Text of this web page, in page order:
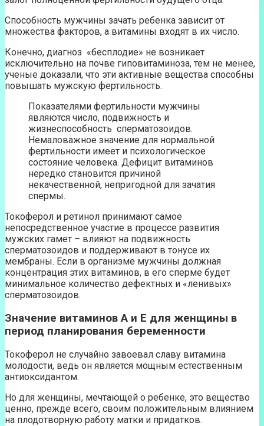
Способность мужчины зачать ребенка зависит от
множества факторов, а витамины входят в их число.
Конечно, диагноз «бесплодие» не возникает
исключительно на почве гиповитаминоза, тем не менее,
ученые доказали, что эти активные вещества способны
повышать мужскую фертильность.
Показателями фертильности мужчины
являются число, подвижность и
жизнеспособность сперматозоидов.
Немаловажное значение для нормальной
фертильности имеет и психологическое
состояние человека. Дефицит витаминов
нередко становится причиной
некачественной, непригодной для зачатия
спермы.
Токоферол и ретинол принимают самое
непосредственное участие в процессе развития
мужских гамет – влияют на подвижность
сперматозоидов и поддерживают в тонусе их
мембраны. Если в организме мужчины должная
концентрация этих витаминов, в его сперме будет
минимальное количество дефектных и «ленивых»
сперматозоидов.
Значение витаминов А и Е для женщины в
период планирования беременности
Токоферол не случайно завоевал славу витамина
молодости, ведь он является мощным естественным
антиоксидантом.
Но для женщины, мечтающей о ребенке, это вещество
ценно, прежде всего, своим положительным влиянием
на плодотворную работу матки и придатков.